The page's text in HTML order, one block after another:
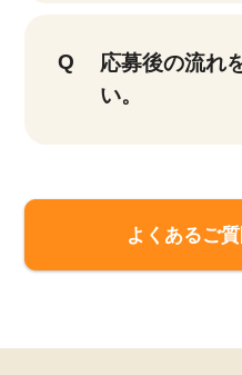
応募後の流れ
い。
よくあるご